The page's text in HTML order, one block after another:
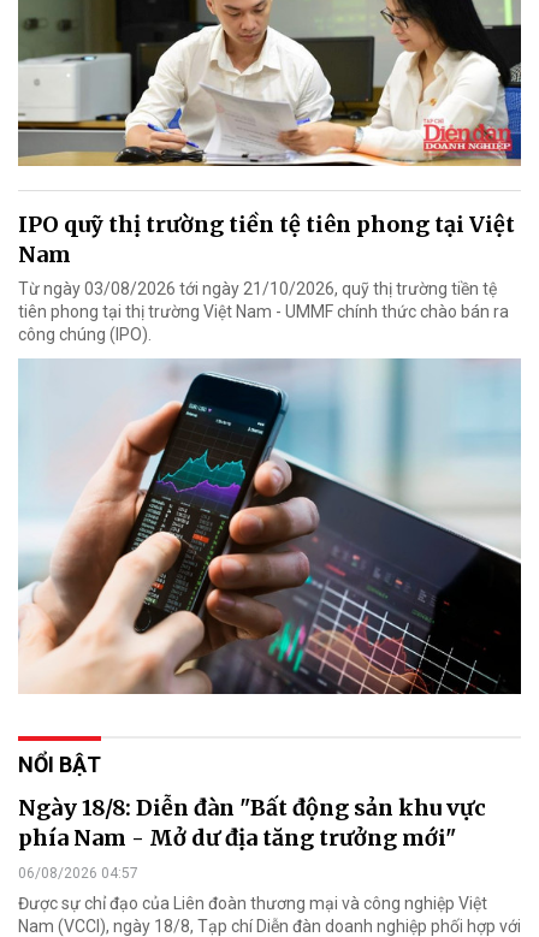
IPO quỹ thị trường tiền tệ tiên phong tại Việt
Nam
Từ ngày 03/08/2026 tới ngày 21/10/2026, quỹ thị trường tiền tệ
tiên phong tại thị trường Việt Nam - UMMF chính thức chào bán ra
công chúng (IPO).
NỔI BẬT
Ngày 18/8: Diễn đàn "Bất động sản khu vực
phía Nam - Mở dư địa tăng trưởng mới"
06/08/2026 04:57
Được sự chỉ đạo của Liên đoàn thương mại và công nghiệp Việt
Nam (VCCI), ngày 18/8, Tạp chí Diễn đàn doanh nghiệp phối hợp với